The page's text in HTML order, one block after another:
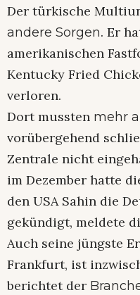
Der türkische
andere Sorgen. Er
amerikanischen
Kentucky Fried
verloren.
Dort mussten mehr
vorübergehend
Zentrale nicht
im Dezember hatte
den USA Sahin die
gekündigt, meldete
Auch seine jüngste
Frankfurt, ist
berichtet der